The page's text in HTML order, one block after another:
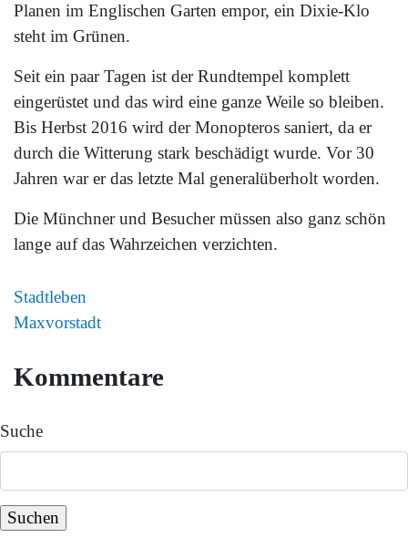
Planen im Englischen Garten empor, ein Dixie-Klo
steht im Grünen.
Seit ein paar Tagen ist der Rundtempel komplett
eingerüstet und das wird eine ganze Weile so bleiben.
Bis Herbst 2016 wird der Monopteros saniert, da er
durch die Witterung stark beschädigt wurde. Vor 30
Jahren war er das letzte Mal generalüberholt worden.
Die Münchner und Besucher müssen also ganz schön
lange auf das Wahrzeichen verzichten.
Stadtleben
Maxvorstadt
Kommentare
Suche